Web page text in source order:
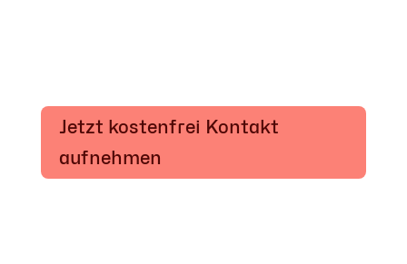
Jetzt kostenfrei Kontakt
aufnehmen